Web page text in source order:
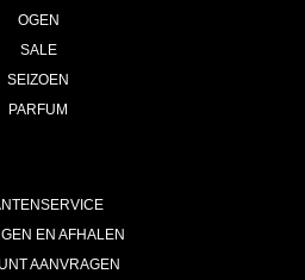
OGEN
SALE
SEIZOEN
PARFUM
EN AFHALEN
AANVRAGEN